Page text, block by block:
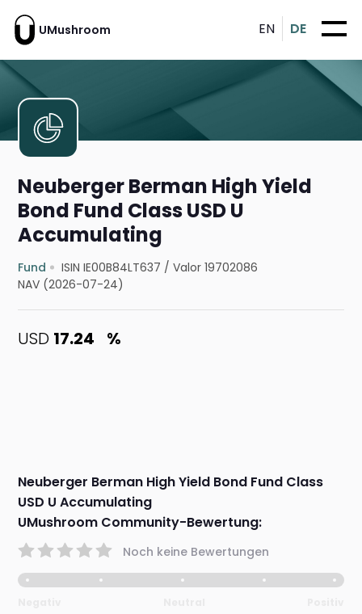
UMushroom EN DE
Neuberger Berman High Yield
Bond Fund Class USD U
Accumulating
Fund ISIN IE00B84LT637 /Valor 19702086
NAV (2026-07-24)
USD 17.24 %
Neuberger Berman High Yield Bond Fund Class
USD U Accumulating
UMushroom Community-Bewertung:
Noch keine Bewertungen